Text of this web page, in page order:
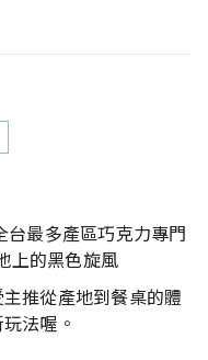
上的黑色旋風
推從產地到餐桌的體
法喔。